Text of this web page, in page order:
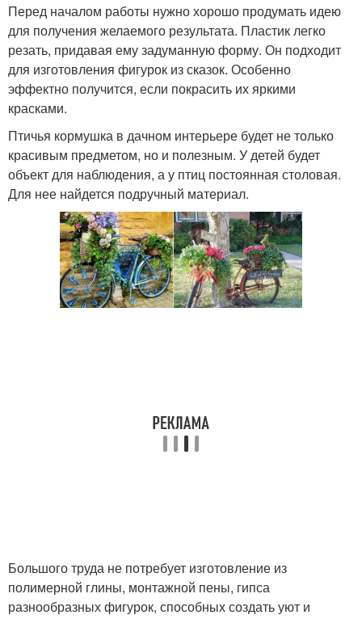
Перед началом работы нужно хорошо продумать идею
для получения желаемого результата. Пластик легко
резать, придавая ему задуманную форму. Он подходит
для изготовления фигурок из сказок. Особенно
эффектно получится, если покрасить их яркими
красками.
Птичья кормушка в дачном интерьере будет не только
красивым предметом, но и полезным. У детей будет
объект для наблюдения, а у птиц постоянная столовая.
Для нее найдется подручный материал.
Большого труда не потребует изготовление из
полимерной глины, монтажной пены, гипса
разнообразных фигурок, способных создать уют и